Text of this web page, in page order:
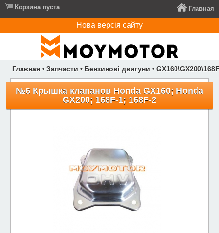
Корзина пуста Главная
Нова версія сайту
Главная • Запчасти • Бензинові двигуни •
№6 Крышка клапанов Honda GX160; Honda
GX200; 168F-1; 168F-2